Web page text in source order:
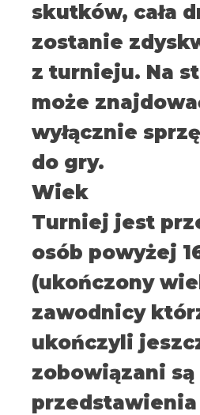
skutków, cała
zostanie
z turnieju. Na
może
wyłącznie
do gry.
Wiek
Turniej jest
osób powyżej
(ukończony
zawodnicy
ukończyli
zobowiązani są